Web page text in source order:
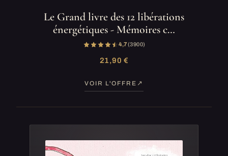
Le Grand livre des 12 libérations
énergétiques - Mémoires c…
4,7(3 900)
21,90 €
VOIR L'OFFRE